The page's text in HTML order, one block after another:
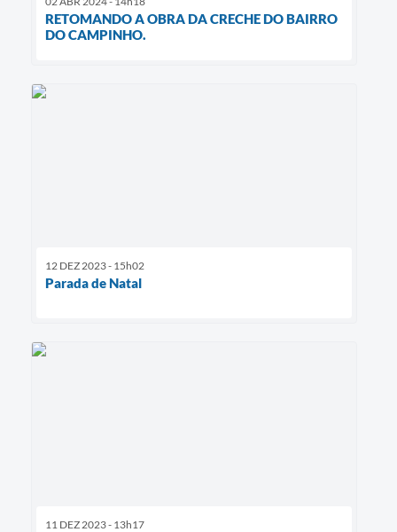
RETOMANDO A OBRA DA CRECHE DO BAIRRO
DO CAMPINHO.
12 DEZ 2023 - 15h02
Parada de Natal
11 DEZ 2023 - 13h17